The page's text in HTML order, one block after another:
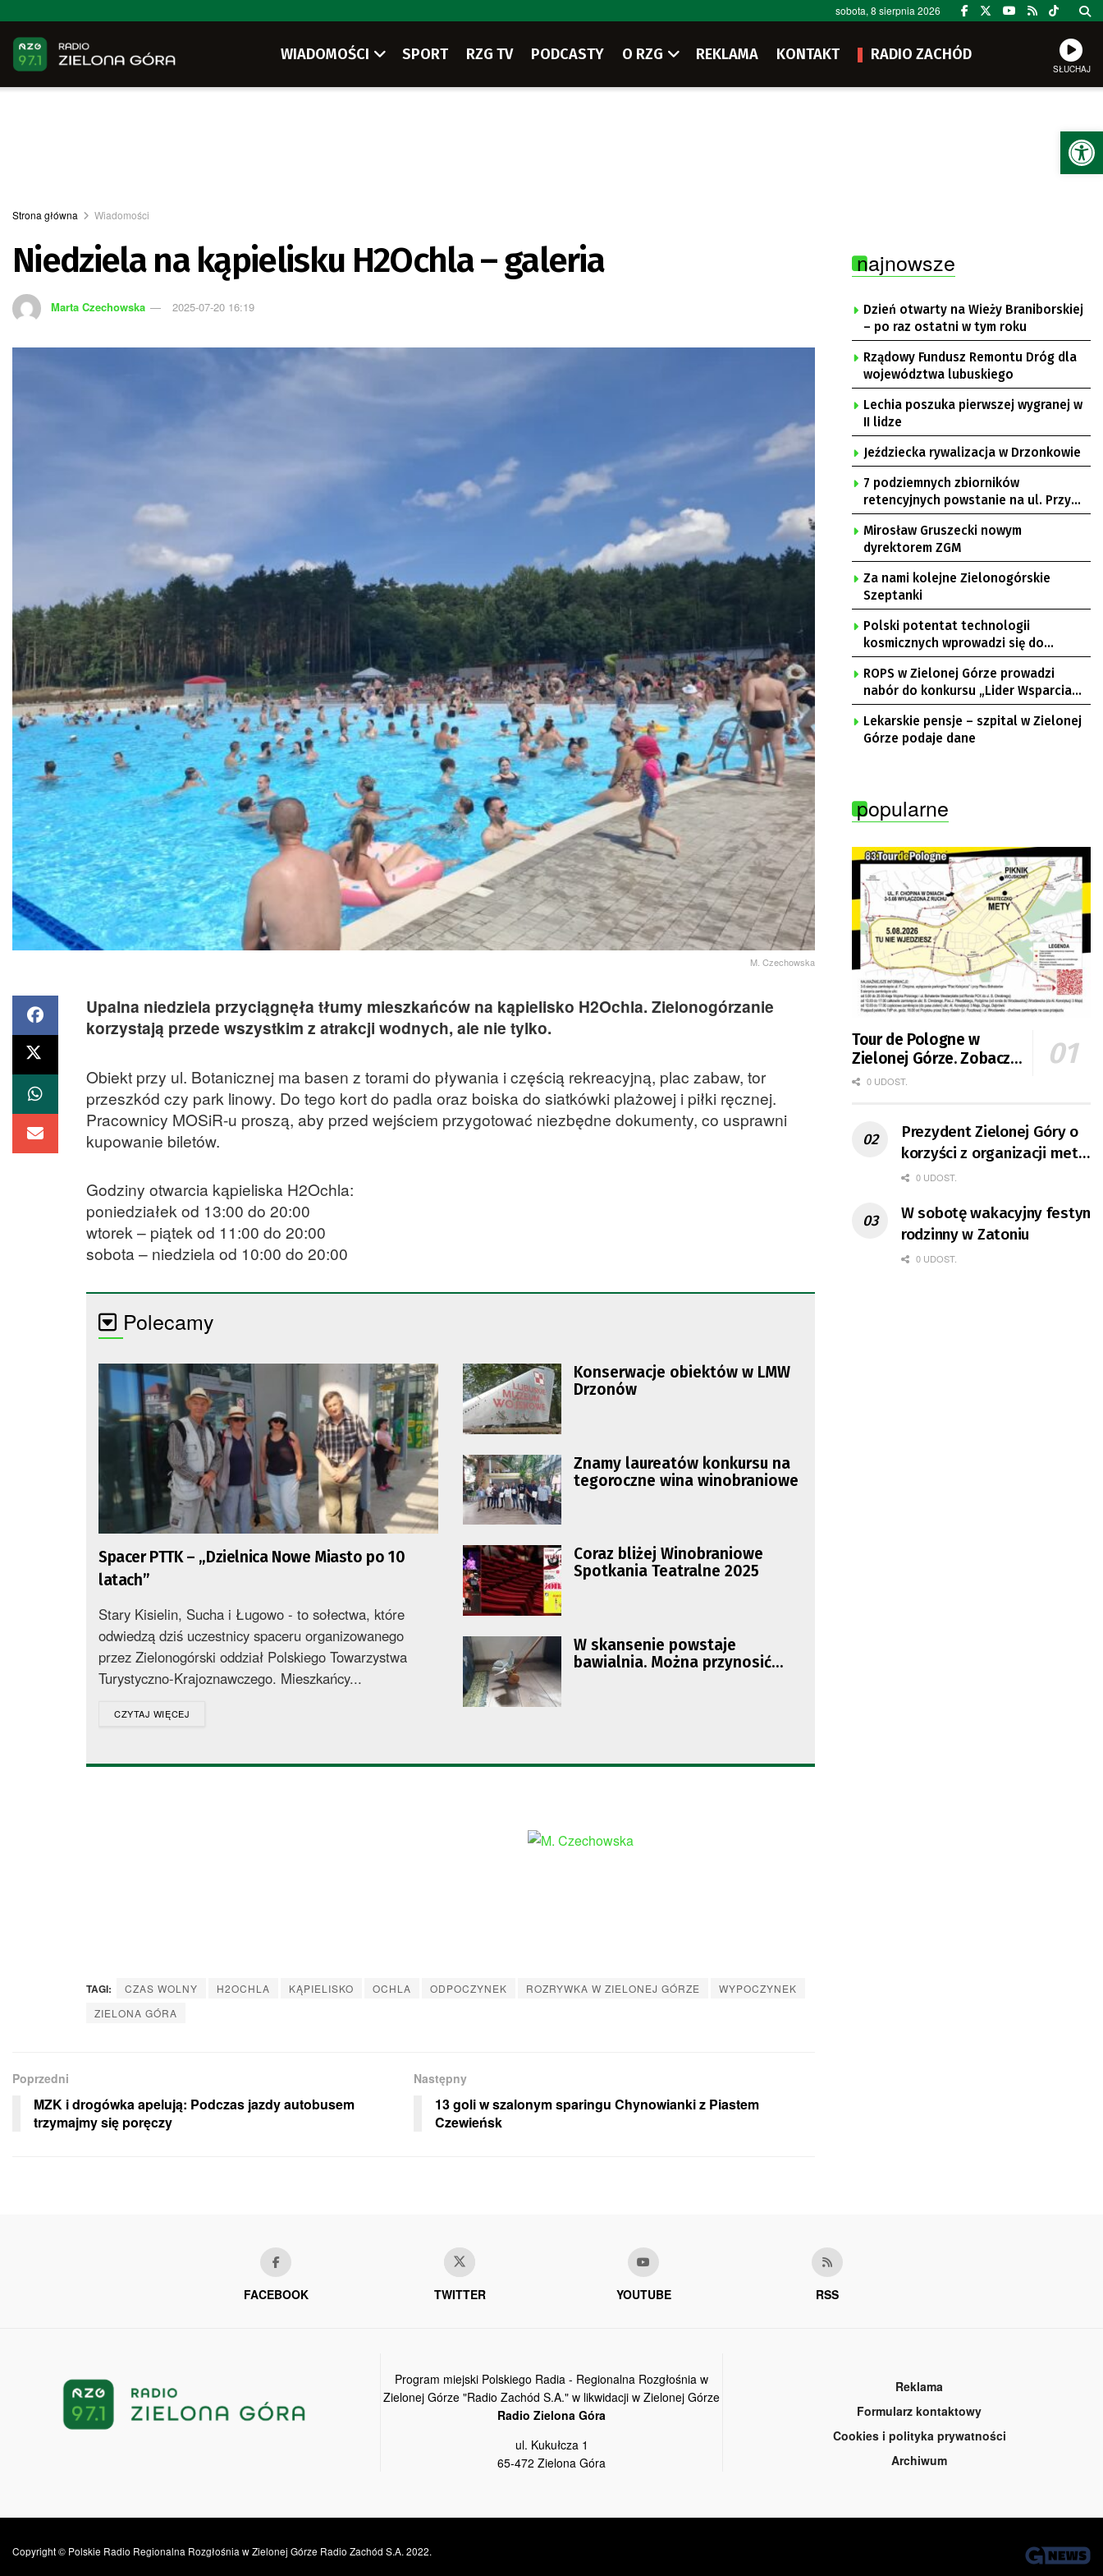
sobota, 8 sierpnia 2026
WIADOMOŚCI SPORT RZG TV PODCASTY O RZG REKLAMA KONTAKT RADIO ZACHÓD
SŁUCHAJ
Strona główna Wiadomości
Niedziela na kąpielisku H2Ochla – galeria
Marta Czechowska 2025-07-20 16:19
M. Czechowska
Upalna niedziela przyciągnęła tłumy mieszkańców na kąpielisko H2Ochla. Zielonogórzanie
korzystają przede wszystkim z atrakcji wodnych, ale nie tylko.
Obiekt przy ul. Botanicznej ma basen z torami do pływania i częścią rekreacyjną, plac zabaw, tor
przeszkód czy park linowy. Do tego kort do padla oraz boiska do siatkówki plażowej i piłki ręcznej.
Pracownicy MOSiR-u proszą, aby przed wejściem przygotować niezbędne dokumenty, co usprawni
kupowanie biletów.
Godziny otwarcia kąpieliska H2Ochla:
poniedziałek od 13:00 do 20:00
wtorek – piątek od 11:00 do 20:00
sobota – niedziela od 10:00 do 20:00
Polecamy
Spacer PTTK – „Dzielnica Nowe Miasto po 10
latach”
Stary Kisielin, Sucha i Ługowo - to sołectwa, które
odwiedzą dziś uczestnicy spaceru organizowanego
przez Zielonogórski oddział Polskiego Towarzystwa
Turystyczno-Krajoznawczego. Mieszkańcy...
CZYTAJ WIĘCEJ
Konserwacje obiektów w LMW
Drzonów
Znamy laureatów konkursu na
tegoroczne wina winobraniowe
Coraz bliżej Winobraniowe
Spotkania Teatralne 2025
W skansenie powstaje
bawialnia. Można przynosić
TAGI: CZAS WOLNY H2OCHLA KĄPIELISKO OCHLA ODPOCZYNEK ROZRYWKA W ZIELONEJ GÓRZE
WYPOCZYNEK
ZIELONA GÓRA
Poprzedni
MZK i drogówka apelują: Podczas jazdy autobusem
trzymajmy się poręczy
Następny
13 goli w szalonym sparingu Chynowianki z Piastem
Czewieńsk
najnowsze
Dzień otwarty na Wieży Braniborskiej
– po raz ostatni w tym roku
Rządowy Fundusz Remontu Dróg dla
województwa lubuskiego
Lechia poszuka pierwszej wygranej w
II lidze
Jeździecka rywalizacja w Drzonkowie
7 podziemnych zbiorników
retencyjnych powstanie na ul. Przy
Gazowni
Mirosław Gruszecki nowym
dyrektorem ZGM
Za nami kolejne Zielonogórskie
Szeptanki
Polski potentat technologii
kosmicznych wprowadzi się do
Zielonej Góry
ROPS w Zielonej Górze prowadzi
nabór do konkursu „Lider Wsparcia
Seniora”
Lekarskie pensje – szpital w Zielonej
Górze podaje dane
popularne
Tour de Pologne w
Zielonej Górze. Zobacz
zmiany w organizacji
0 UDOST.
Prezydent Zielonej Góry o
korzyści z organizacji mety
Tour de Pologne
0 UDOST.
W sobotę wakacyjny festyn
rodzinny w Zatoniu
0 UDOST.
FACEBOOK TWITTER YOUTUBE RSS
Program miejski Polskiego Radia - Regionalna Rozgłośnia w
Zielonej Górze "Radio Zachód S.A." w likwidacji w Zielonej Górze
Radio Zielona Góra
ul. Kukułcza 1
65-472 Zielona Góra
Reklama
Formularz kontaktowy
Cookies i polityka prywatności
Archiwum
Copyright © Polskie Radio Regionalna Rozgłośnia w Zielonej Górze Radio Zachód S.A. 2022.